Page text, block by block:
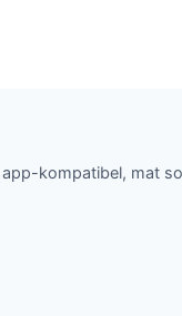
app-kompatibel, mat